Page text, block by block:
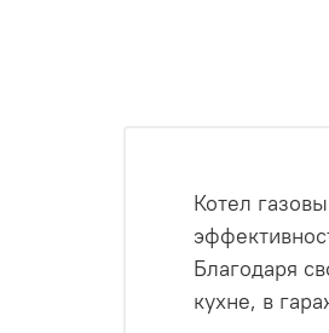
Котел
Благодаря
кухне, в